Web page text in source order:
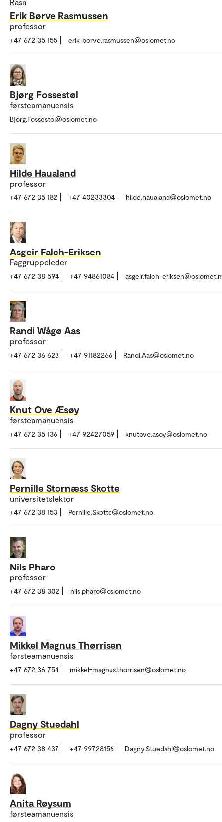
Erik Børve Rasmussen
professor
+47 672 35 155 erik-borve.rasmussen@oslomet.no
Bjørg Fossestøl
førsteamanuensis
Bjorg.Fossestol@oslomet.no
Hilde Haualand
professor
+47 672 35 182 +47 40233304 hilde.haualand@oslomet.no
Asgeir Falch-Eriksen
Faggruppeleder
+47 672 38 594 +47 94861084 asgeir.falch-
Randi Wågø Aas
professor
+47 672 36 623 +47 91182266 Randi.Aas@oslomet.no
Knut Ove Æsøy
førsteamanuensis
+47 672 35 136 +47 92427059 knutove.asoy@oslomet.no
Pernille Stornæss Skotte
universitetslektor
+47 672 38 153 Pernille.Skotte@oslomet.no
Nils Pharo
professor
+47 672 38 302 nils.pharo@oslomet.no
Mikkel Magnus Thørrisen
førsteamanuensis
+47 672 36 754 mikkel-magnus.thorrisen@oslomet.no
Dagny Stuedahl
professor
+47 672 38 437 +47 99728156 Dagny.Stuedahl@oslomet.no
Anita Røysum
førsteamanuensis